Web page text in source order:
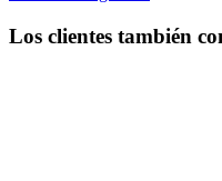
Los clientes también